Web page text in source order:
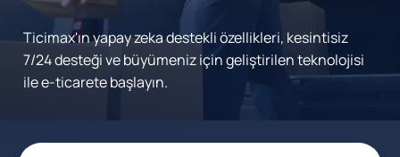
Ticimax'ın yapay zeka destekli özellikleri, kesintisiz
7/24 desteği ve büyümeniz için geliştirilen teknolojisi
ile e-ticarete başlayın.